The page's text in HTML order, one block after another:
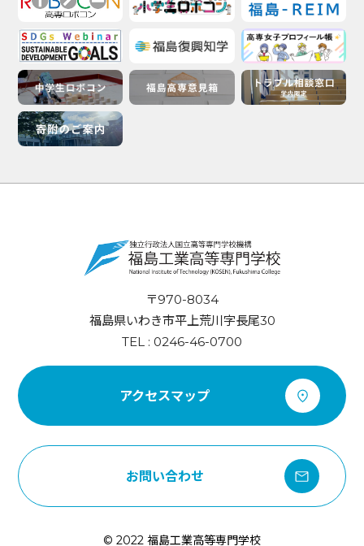
〒970-8034
福島県いわき市平上荒川字長尾30
TEL : 0246-46-0700
アクセスマップ
お問い合わせ
© 2022 福島工業高等専門学校